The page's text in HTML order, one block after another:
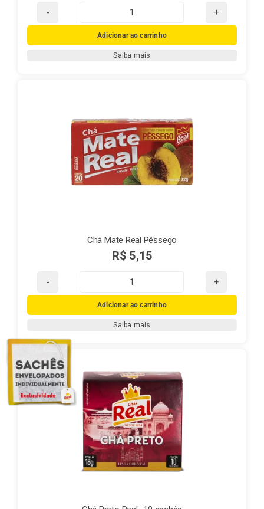
Chá
Mate
Real
Adicionar ao carrinho
Saiba mais
Chá Mate Real Pêssego
R$ 5,15
Chá
Mate
Real
Adicionar ao carrinho
Saiba mais